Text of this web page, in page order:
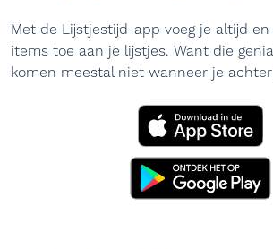
Met de Lijstjestijd-app voeg je altijd en
items toe aan je lijstjes. Want die
komen meestal niet wanneer je